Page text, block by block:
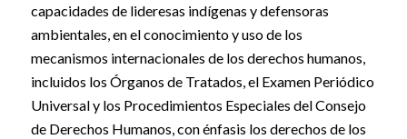
capacidades de lideresas indígenas y defensoras
ambientales, en el conocimiento y uso de los
mecanismos internacionales de los derechos humanos,
incluidos los Órganos de Tratados, el Examen Periódico
Universal y los Procedimientos Especiales del Consejo
de Derechos Humanos, con énfasis los derechos de los